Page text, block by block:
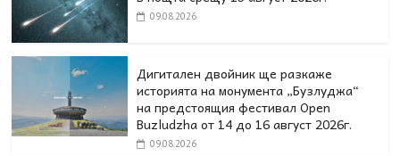
09.08.2026
Дигитален двойник ще разкаже
историята на монумента „Бузлуджа“
на предстоящия фестивал Open
Buzludzha от 14 до 16 август 2026г.
09.08.2026